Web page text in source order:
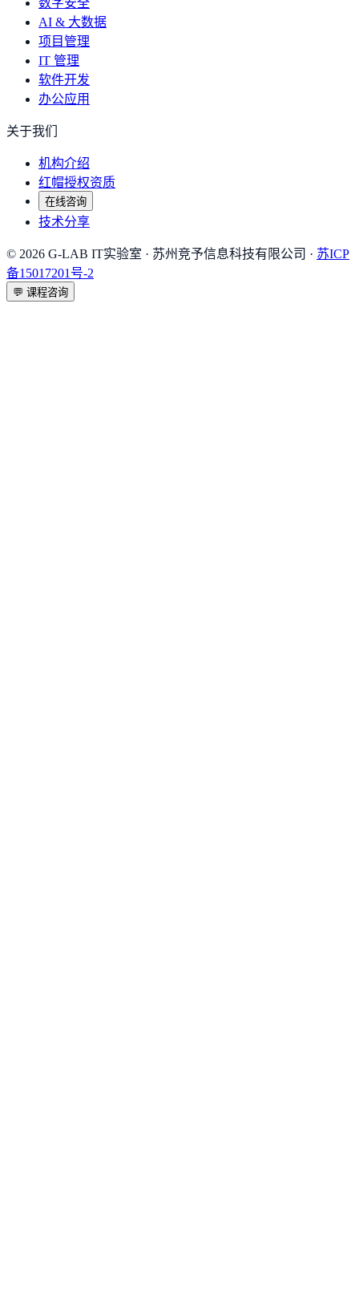
数字安全
AI & 大数据
项目管理
IT 管理
软件开发
办公应用
关于我们
机构介绍
红帽授权资质
在线咨询
技术分享
© 2026 G-LAB IT实验室 · 苏州竞予信息科技有限公司 · 苏ICP
备15017201号-2
💬 课程咨询